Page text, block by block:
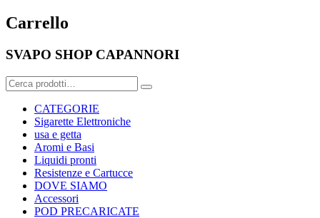
Carrello
SVAPO SHOP CAPANNORI
Cerca:
CATEGORIE
Sigarette Elettroniche
usa e getta
Aromi e Basi
Liquidi pronti
Resistenze e Cartucce
DOVE SIAMO
Accessori
POD PRECARICATE